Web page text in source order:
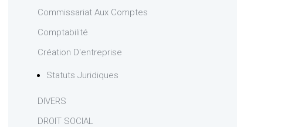
Commissariat Aux Comptes
Comptabilité
Création D'entreprise
Statuts Juridiques
DIVERS
DROIT SOCIAL